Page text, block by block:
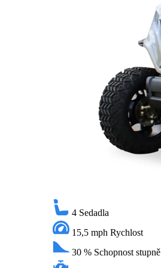
4 Sedadla
15,5 mph Rychlost
30 % Schopnost stupně